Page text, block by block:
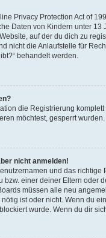
Privacy Protection Act of
Daten von Kindern unter
auf der du dich zu
nicht die Anlaufstelle für
behandelt werden.
die Registrierung
möchtest, gesperrt
nicht anmelden!
und das
bzw. einer deiner Eltern
müssen alle neu
ist oder nicht. Wenn du
wurde. Wenn du dir